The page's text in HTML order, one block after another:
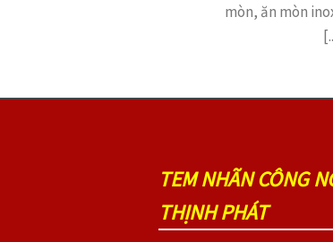
mòn, ăn mòn
TEM NHÃN CÔNG
THỊNH PHÁT